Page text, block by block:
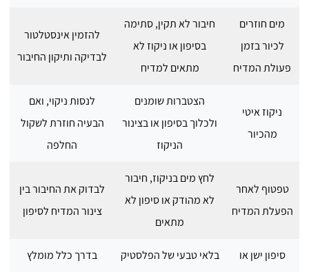
מים חוזרים
לכיור בזמן
פעולת המדיח
חיבור לא תקין, סתימה
בסיפון או ניקוז לא
מתאים למדיח
להזמין אינסטלטור
לבדיקה ותיקון החיבור
ניקוז איטי
מהכיור
הצטברות שומנים
ולכלוך בסיפון או בצינור
הניקוז
לנסות ניקוי, ואם
הבעיה חוזרת לשקול
החלפה
טפטוף לאחר
הפעלת המדיח
לחץ מים בניקוז, חיבור
לא מהודק או סיפון לא
מתאים
לבדוק את החיבור בין
צינור המדיח לסיפון
סיפון ישן או
בלאי טבעי של הפלסטיק
בדרך כלל מומלץ